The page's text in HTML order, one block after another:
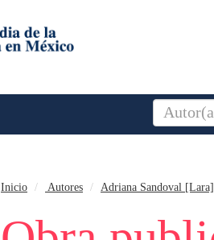
Inicio Autores Adriana Sandoval [Lara]